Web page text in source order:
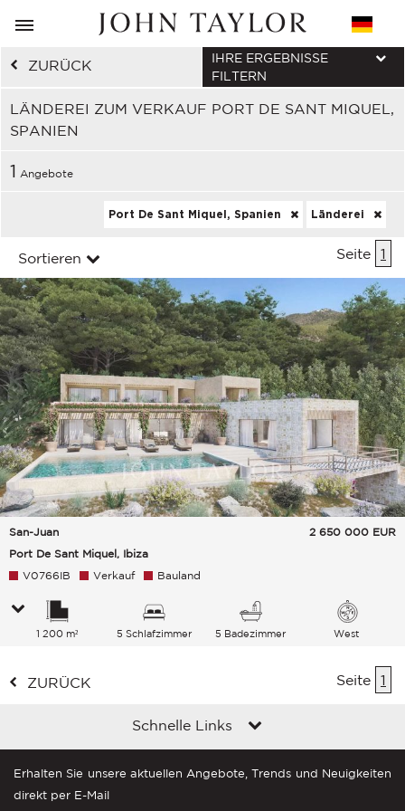
ZURÜCK
LÄNDEREI ZUM VERKAUF PORT DE SANT MIQUEL,
SPANIEN
IHRE ERGEBNISSE
FILTERN
1 Angebote
Port De Sant Miquel, Spanien Länderei
Sortieren Seite 1
San-Juan
Port De Sant Miquel, Ibiza
2 650 000 EUR
V0766IB Verkauf Bauland
1 200 m² 5 Schlafzimmer 5 Badezimmer West
ZURÜCK Seite 1
Schnelle Links
Erhalten Sie unsere aktuellen Angebote, Trends und Neuigkeiten
direkt per E-Mail